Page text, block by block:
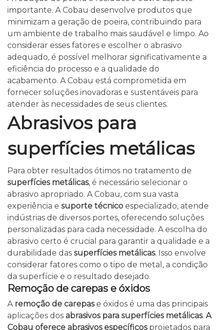
importante. A Cobau desenvolve produtos que
minimizam a geração de poeira, contribuindo para
um ambiente de trabalho mais saudável e limpo. Ao
considerar esses fatores e escolher o abrasivo
adequado, é possível melhorar significativamente a
eficiência do processo e a qualidade do
acabamento. A Cobau está comprometida em
fornecer soluções inovadoras e sustentáveis para
atender às necessidades de seus clientes.
Abrasivos para
superfícies metálicas
Para obter resultados ótimos no tratamento de
superfícies metálicas, é necessário selecionar o
abrasivo apropriado. A Cobau, com sua vasta
experiência e suporte técnico especializado, atende
indústrias de diversos portes, oferecendo soluções
personalizadas para cada necessidade. A escolha do
abrasivo certo é crucial para garantir a qualidade e a
durabilidade das superfícies metálicas. Isso envolve
considerar fatores como o tipo de metal, a condição
da superfície e o resultado desejado.
Remoção de carepas e óxidos
A remoção de carepase óxidos é uma das principais
aplicações dos abrasivos para superfícies metálicas. A
Cobau oferece abrasivos específicosprojetados para